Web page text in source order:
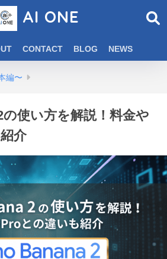
AI ONE
CONTACT BLOG NEWS
編〜
使い方を解説！料金や
介